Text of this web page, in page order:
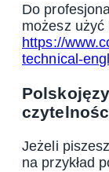
Do
możesz
https://
technical-
Jeżeli
na przykład